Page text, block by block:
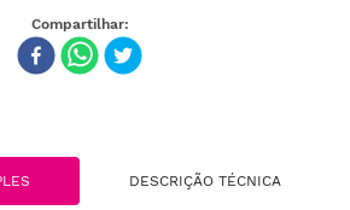
DESCRIÇÃO TÉCNICA